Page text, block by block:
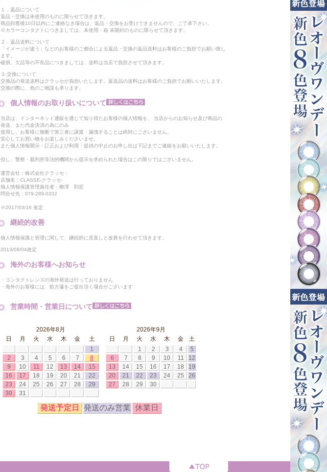
１．返品について
返品・交換は未使用のものに限らせて頂きます。
商品到着後10日以内にご連絡なき場合は、返品・交換をお受けできませんので、ご了承下さい。
※カラーコンタクトにつきましては、未使用・箱 未開封のものに限らせて頂きます。
２．返品送料について
「イメージが違う」などのお客様のご都合による返品・交換の返品送料はお客様のご負担でお願い致し
ます。
破損、欠品等の不良品につきましては、送料は当店で負担させて頂きます。
３.交換について
交換品の発送送料はクラッセが負担いたします。返送品の送料はお客様のご負担でお願いいたします。
交換の際に、色のご相談も承ります。
個人情報のお取り扱いについて
当店は、インターネット通販を通じて知り得たお客様の個人情報を、 当店からのお知らせ及び商品の
発送、また代金決済の為にのみ
使用し、お客様に無断で第三者に譲渡・漏洩することは絶対にございません。
安心してお買い物をお楽しみくださいませ。
また個人情報開示・訂正および利用・提供の中止のお申し出は下記までご連絡をお願いいたします。
但し、警察・裁判所等法的機関から提示を求められた場合はこの限りではございません。
運営会社：株式会社クラッセ：
店舗名：CLASSE-クラッセ-
個人情報保護管理責任者：柳澤 到宏
問合せ先：079-289-0202
※2017/03/16 改定
継続的改善
個人情報保護と管理に関して、継続的に見直しと改善を行わせて頂きます。
2013/09/04改定
海外のお客様へお知らせ
・コンタクトレンズの海外発送は行っておりません
・海外のお客様には、処方箋をご提出頂く場合がございます
営業時間・営業日について
2026年8月
日
月 火 水 木 金
土
1
2
3 4 5 6 7
8
9
10 11 12 13 14
15
16
17 18 19 20 21
22
23
24 25 26 27 28
29
30
31
2026年9月
日
月 火 水 木 金
土
1
2 3 4
5
6
7 8 9 10 11
12
13
14 15 16 17 18
19
20
21 22 23 24 25
26
27
28 29 30
発送予定日 発送のみ営業 休業日